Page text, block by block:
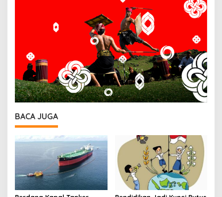
BACA JUGA